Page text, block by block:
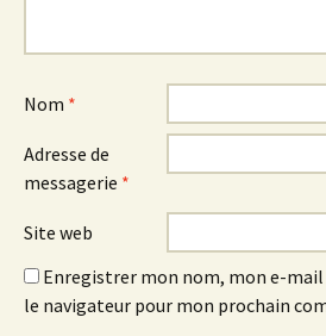
Nom *
Adresse de
messagerie *
Site web
Enregistrer mon nom, mon e-
le navigateur pour mon prochain